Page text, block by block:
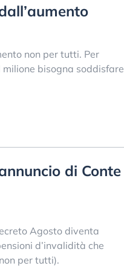
non per tutti. Per
bisogna soddisfare
di Conte
Agosto diventa
d’invalidità che
per tutti).